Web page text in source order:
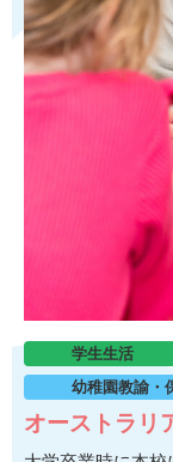
学生生活
幼稚園教諭・
オーストラリ